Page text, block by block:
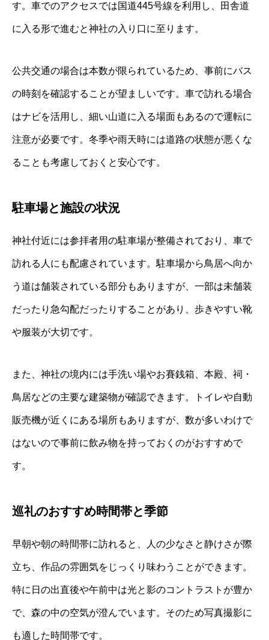
す。車でのアクセスでは国道445号線を利用し、田舎道
に入る形で進むと神社の入り口に至ります。
公共交通の場合は本数が限られているため、事前にバス
の時刻を確認することが望ましいです。車で訪れる場合
はナビを活用し、細い山道に入る場面もあるので運転に
注意が必要です。冬季や雨天時には道路の状態が悪くな
ることも考慮しておくと安心です。
駐車場と施設の状況
神社付近には参拝者用の駐車場が整備されており、車で
訪れる人にも配慮されています。駐車場から鳥居へ向か
う道は舗装されている部分もありますが、一部は未舗装
だったり急勾配だったりすることがあり、歩きやすい靴
や服装が大切です。
また、神社の境内には手洗い場やお賽銭箱、本殿、祠・
鳥居などの主要な建築物が確認できます。トイレや自動
販売機が近くにある場所もありますが、数が多いわけで
はないので事前に飲み物を持っておくのがおすすめで
す。
巡礼のおすすめ時間帯と季節
早朝や朝の時間帯に訪れると、人の少なさと静けさが際
立ち、作品の雰囲気をじっくり味わうことができます。
特に日の出直後や午前中は光と影のコントラストが豊か
で、森の中の空気が澄んでいます。そのため写真撮影に
も適した時間帯です。